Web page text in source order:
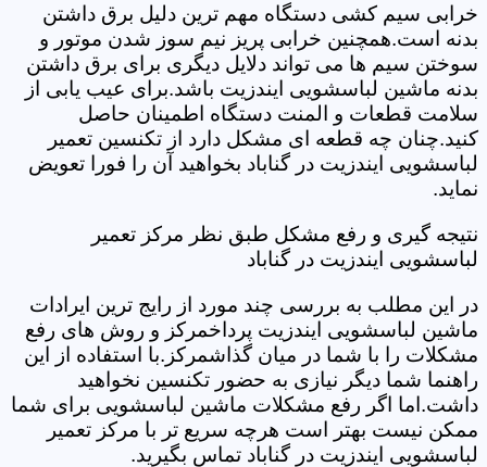
خرابی سیم کشی دستگاه مهم ترین دلیل برق داشتن
بدنه است.همچنین خرابی پریز نیم سوز شدن موتور و
سوختن سیم ها می تواند دلایل دیگری برای برق داشتن
بدنه ماشین لباسشویی ایندزیت باشد.برای عیب یابی از
سلامت قطعات و المنت دستگاه اطمینان حاصل
کنید.چنان چه قطعه ای مشکل دارد از تکنسین تعمیر
لباسشویی ایندزیت در گناباد بخواهید آن را فورا تعویض
نماید.
نتیجه گیری و رفع مشکل طبق نظر مرکز تعمیر
لباسشویی ایندزیت در گناباد
در این مطلب به بررسی چند مورد از رایج ترین ایرادات
ماشین لباسشویی ایندزیت پرداخمرکز و روش های رفع
مشکلات را با شما در میان گذاشمرکز.با استفاده از این
راهنما شما دیگر نیازی به حضور تکنسین نخواهید
داشت.اما اگر رفع مشکلات ماشین لباسشویی برای شما
ممکن نیست بهتر است هرچه سریع تر با مرکز تعمیر
لباسشویی ایندزیت در گناباد تماس بگیرید.